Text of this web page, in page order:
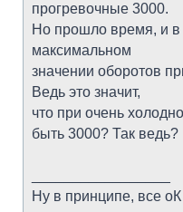
прогревочные 3000.
Но прошло время, и в
максимальном
значении оборотов
Ведь это значит,
что при очень
быть 3000? Так ведь?
Ну в принципе, все